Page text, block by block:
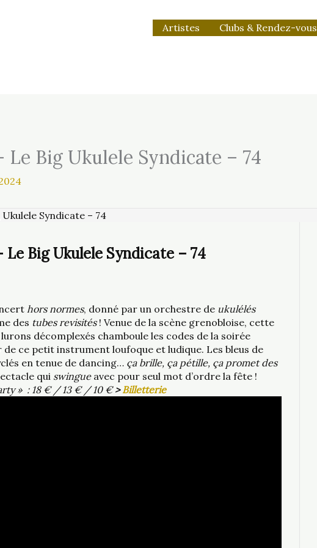
Artistes Clubs & Rendez-vous
Le Big Ukulele Syndicate – 74
Le Big Ukulele Syndicate – 74
hors normes, donné par un orchestre de ukulélés
des tubes revisités! Venue de la scène grenobloise, cette
décomplexés chamboule les codes de la soirée
ce petit instrument loufoque et ludique. Les bleus de
en tenue de dancing… ça brille, ça pétille, ça promet des
qui swingueavec pour seul mot d’ordre la fête !
» : 18 € / 13 € / 10 €> Billetterie